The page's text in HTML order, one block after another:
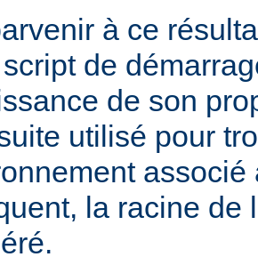
à ce
de
de son
utilisé pour
associé
la racine de